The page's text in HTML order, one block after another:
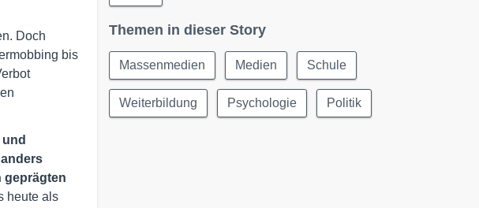
Doch
bis
geprägten
heute als
Themen in dieser Story
Massenmedien Medien Schule
Weiterbildung Psychologie Politik